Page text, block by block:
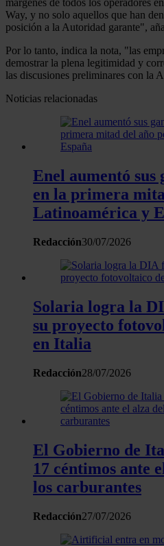
Obtenga más información
datos personales y establezca
sección de datos. Puede
consentimiento en cualquier
de cookies.
Las cookies de este sitio web
el contenido y los anuncios,
sociales y analizar el tráfico.
nuestros partners de redes
web, quienes pueden
que les haya proporcionado o
márgenes de todos los operadores
Way, y no solo aquellos que han
posición a la Autoridad garante",
Por lo tanto, indica la nota, "las
demostrar la plena legitimidad y
las discusiones preliminares con la
Noticias relacionadas
Enel aumentó sus
en la primera
Latinoamérica y
Redacción30/07/2026
Solaria logra la
su proyecto
en Italia
Redacción28/07/2026
El Gobierno de
17 céntimos ante
los carburantes
Redacción27/07/2026